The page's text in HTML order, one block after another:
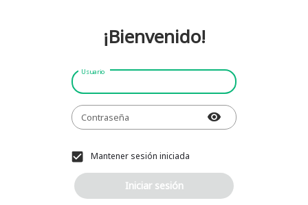
¡Bienvenido!
Usuario
Contraseña
Mantener sesión iniciada
Iniciar sesión